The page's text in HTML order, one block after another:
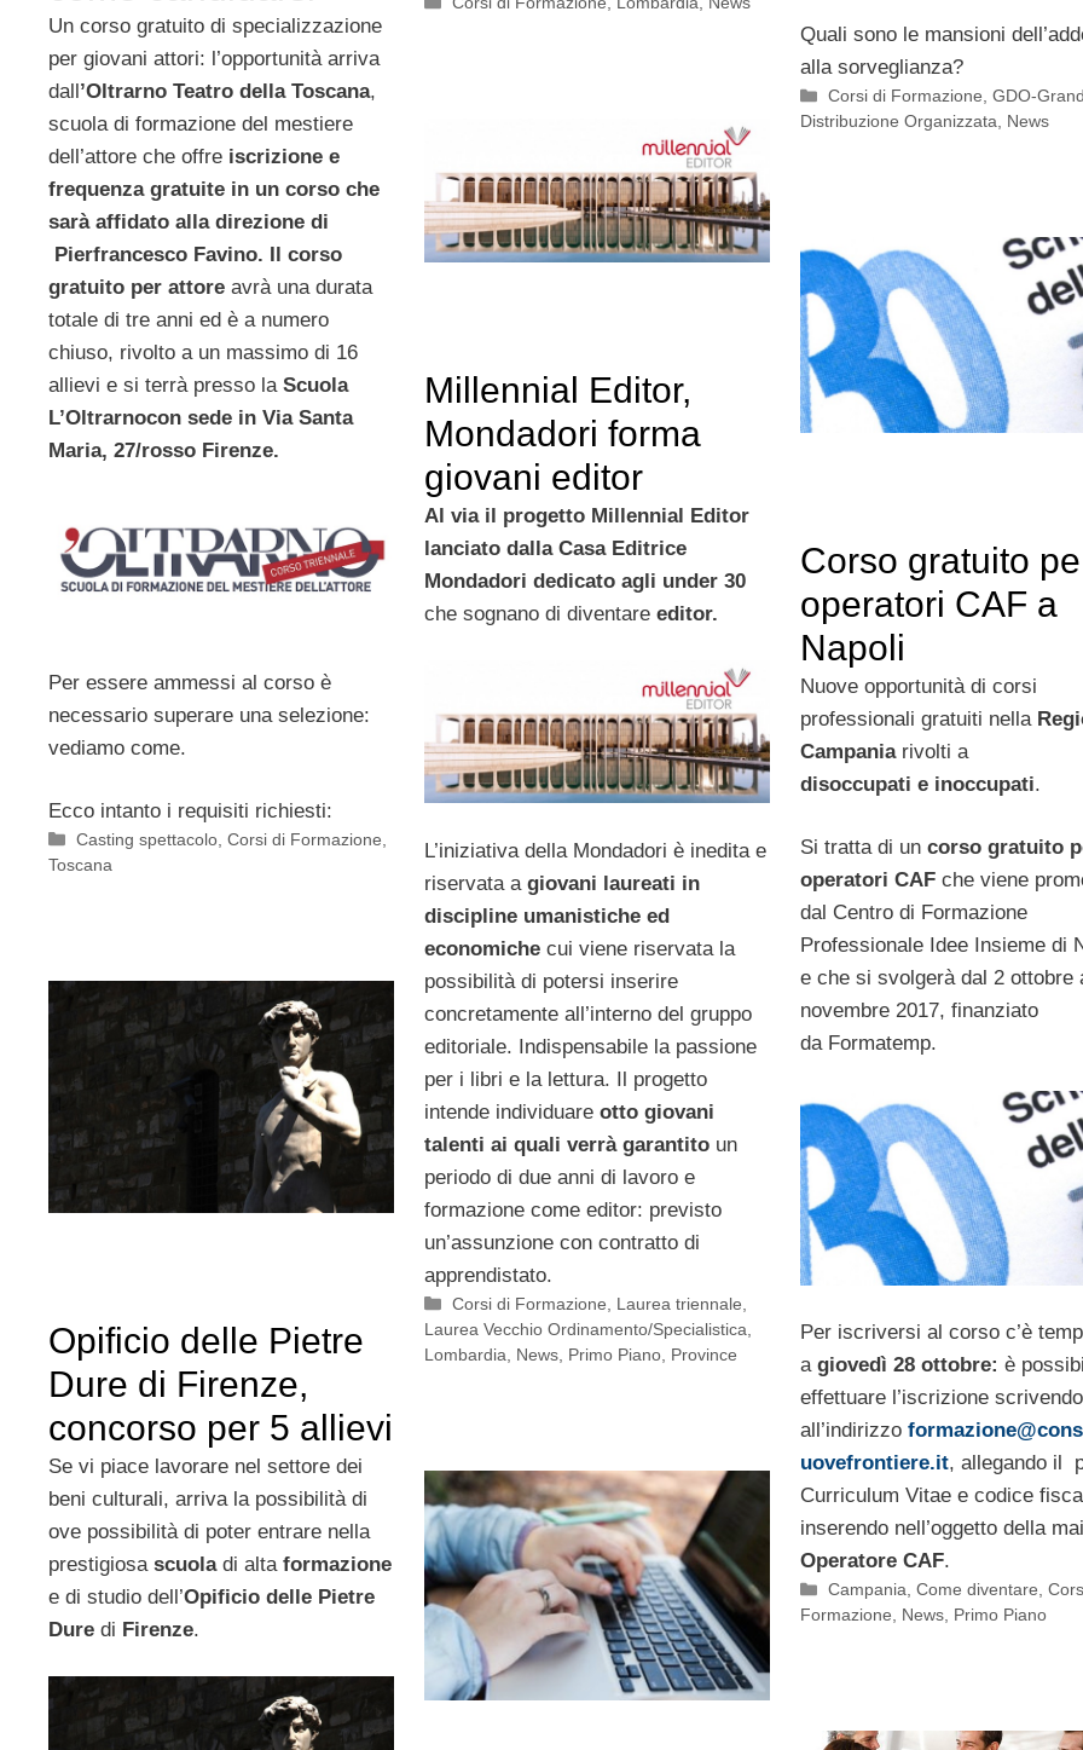
Quali sono le mansioni
alla sorveglianza?
Categorie
Corsi di Formazione,GDO-
Distribuzione Organizzata, News
Un corso gratuito di specializzazione
per giovani attori: l’opportunità arriva
dall’Oltrarno Teatro della Toscana,
scuola di formazione del mestiere
dell’attore che offre iscrizione e
frequenza gratuite in un corso che
sarà affidato alla direzione di
Pierfrancesco Favino. Il corso
gratuito per attore avrà una durata
totale di tre anni ed è a numero
chiuso, rivolto a un massimo di 16
allievi e si terrà presso la Scuola
L’Oltrarnocon sede in Via Santa
Maria, 27/rosso Firenze.
Per essere ammessi al corso è
necessario superare una selezione:
vediamo come.
Ecco intanto i requisiti richiesti:
Categorie
Casting spettacolo ,Corsi di Formazione
Toscana
Millennial Editor,
Mondadori forma
giovani editor
Al via il progetto Millennial Editor
lanciato dalla Casa Editrice
Mondadori dedicato agli under 30
che sognano di diventareeditor.
L’iniziativa della Mondadori è inedita e
riservata a giovani laureati in
discipline umanistiche ed
economichecui viene riservata la
possibilità di potersi inserire
concretamente all’interno del gruppo
editoriale. Indispensabile la passione
per i libri e la lettura. Il progetto
intende individuare otto giovani
talenti ai quali verrà garantitoun
periodo di due anni di lavoro e
formazione come editor: previsto
un’assunzione con contratto di
apprendistato.
Categorie
Corsi di Formazione Laurea triennale
Laurea Vecchio Ordinamento/Specialistica
Lombardia
News, Primo Piano, Province
Corso gratuito
operatori CAF a
Napoli
Nuove opportunità di corsi
professionali gratuiti nella
Campaniarivolti a
disoccupati e inoccupati.
Si tratta di un corso gratuito
operatori CAF che viene
dal Centro di Formazione
Professionale Idee Insieme di
e che si svolgerà dal 2 ottobre
novembre 2017, finanziato
da Formatemp.
Per iscriversi al corso c’è
agiovedì 28 ottobre: è
effettuare l’iscrizione scrivendo
all’indirizzo
uovefrontiere.it, allegando il
Curriculum Vitae e codice
inserendo nell’oggetto della
Operatore CAF.
Categorie
Campania ,Come diventare ,
Formazione
News, Primo Piano
Opificio delle Pietre
Dure di Firenze,
concorso per 5 allievi
Se vi piace lavorare nel settore dei
beni culturali, arriva la possibilità di
ove possibilità di poter entrare nella
prestigiosa scuoladi alta formazione
e di studio dell’Opificio delle Pietre
Dure di Firenze.